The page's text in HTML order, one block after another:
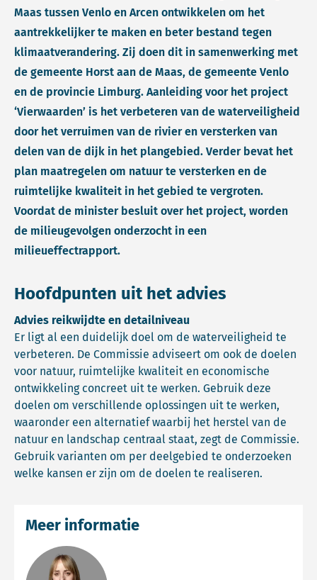
Maas tussen Venlo en Arcen ontwikkelen om het
aantrekkelijker te maken en beter bestand tegen
klimaatverandering. Zij doen dit in samenwerking met
de gemeente Horst aan de Maas, de gemeente Venlo
en de provincie Limburg. Aanleiding voor het project
‘Vierwaarden’ is het verbeteren van de waterveiligheid
door het verruimen van de rivier en versterken van
delen van de dijk in het plangebied. Verder bevat het
plan maatregelen om natuur te versterken en de
ruimtelijke kwaliteit in het gebied te vergroten.
Voordat de minister besluit over het project, worden
de milieugevolgen onderzocht in een
milieueffectrapport.
Hoofdpunten uit het advies
Advies reikwijdte en detailniveau
Er ligt al een duidelijk doel om de waterveiligheid te
verbeteren. De Commissie adviseert om ook de doelen
voor natuur, ruimtelijke kwaliteit en economische
ontwikkeling concreet uit te werken. Gebruik deze
doelen om verschillende oplossingen uit te werken,
waaronder een alternatief waarbij het herstel van de
natuur en landschap centraal staat, zegt de Commissie.
Gebruik varianten om per deelgebied te onderzoeken
welke kansen er zijn om de doelen te realiseren.
Meer informatie